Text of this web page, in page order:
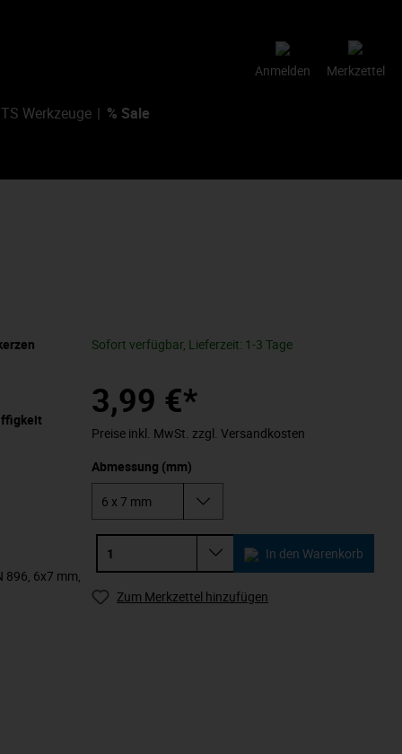
Merkzettel
Anmelden
Werkzeuge % Sale
896, 6x7 mm,
Sofort verfügbar, Lieferzeit: 1-3 Tage
3,99 €*
Preise inkl. MwSt. zzgl. Versandkosten
Abmessung (mm)
In den Warenkorb
Zum Merkzettel hinzufügen